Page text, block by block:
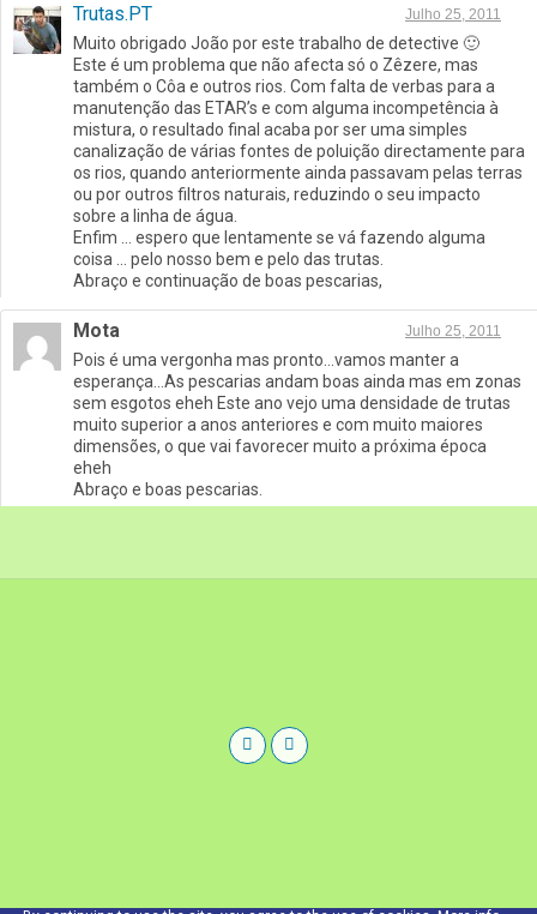
Trutas.PT Julho 25, 2011
Muito obrigado João por este trabalho de detective 🙂
Este é um problema que não afecta só o Zêzere, mas
também o Côa e outros rios. Com falta de verbas para a
manutenção das ETAR’s e com alguma incompetência à
mistura, o resultado final acaba por ser uma simples
canalização de várias fontes de poluição directamente para
os rios, quando anteriormente ainda passavam pelas terras
ou por outros filtros naturais, reduzindo o seu impacto
sobre a linha de água.
Enfim … espero que lentamente se vá fazendo alguma
coisa … pelo nosso bem e pelo das trutas.
Abraço e continuação de boas pescarias,
Mota Julho 25, 2011
Pois é uma vergonha mas pronto…vamos manter a
esperança…As pescarias andam boas ainda mas em zonas
sem esgotos eheh Este ano vejo uma densidade de trutas
muito superior a anos anteriores e com muito maiores
dimensões, o que vai favorecer muito a próxima época
eheh
Abraço e boas pescarias.